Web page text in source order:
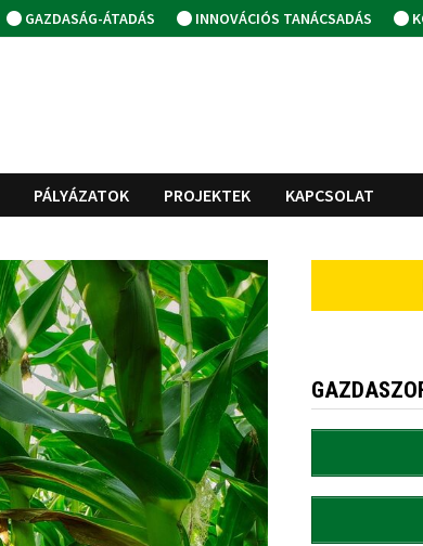
GAZDASÁG-ÁTADÁS INNOVÁCIÓS TANÁCSADÁS
PÁLYÁZATOK PROJEKTEK KAPCSOLAT